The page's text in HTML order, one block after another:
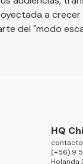
a
del "modo
HQ
(+56) 9
Holanda